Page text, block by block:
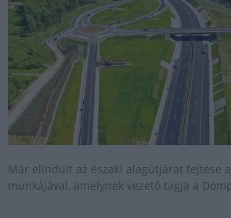
Már elindult az északi alagútjárat fejtése
munkájával, amelynek vezető tagja a